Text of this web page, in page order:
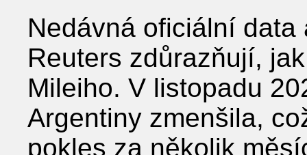
Nedávná oficiální
Reuters zdůrazňují,
Mileiho. V listopadu
Argentiny zmenšila,
pokles za několik